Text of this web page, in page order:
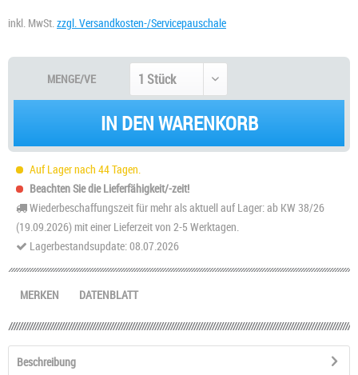
inkl. MwSt. zzgl. Versandkosten-/Servicepauschale
MENGE/VE
IN DEN WARENKORB
Auf Lager nach 44 Tagen.
Beachten Sie die Lieferfähigkeit/-zeit!
Wiederbeschaffungszeit für mehr als aktuell auf Lager: ab KW 38/26
(19.09.2026) mit einer Lieferzeit von 2-5 Werktagen.
Lagerbestandsupdate: 08.07.2026
DATENBLATT
MERKEN
Beschreibung